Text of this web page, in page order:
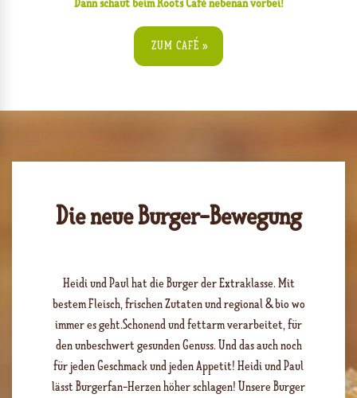
ZUM CAFÉ »
Die neue Burger-Bewegung
Heidi und Paul hat die Burger der Extraklasse. Mit
bestem Fleisch, frischen Zutaten und regional & bio wo
immer es geht.Schonend und fettarm verarbeitet, für
den unbeschwert gesunden Genuss. Und das auch noch
für jeden Geschmack und jeden Appetit! Heidi und Paul
lässt Burgerfan-Herzen höher schlagen! Unsere Burger